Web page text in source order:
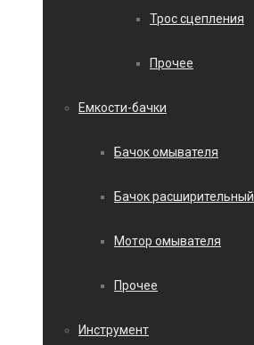
Трос сцепления
Прочее
Емкости-бачки
Бачок омывателя
Бачок расширительный
Мотор омывателя
Прочее
Инструмент